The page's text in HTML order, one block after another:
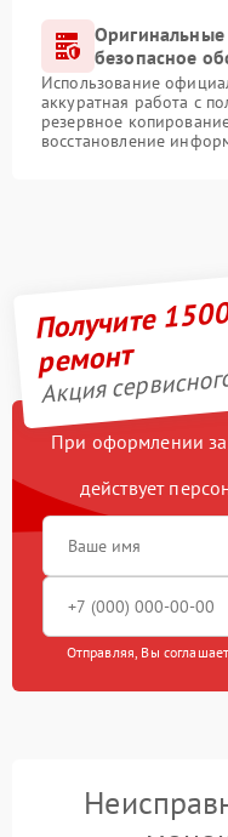
безопасное
Использование
аккуратная работа с
резервное
восстановление
Получите
ремонт
Акция
При оформлении
действует
Отправляя, Вы